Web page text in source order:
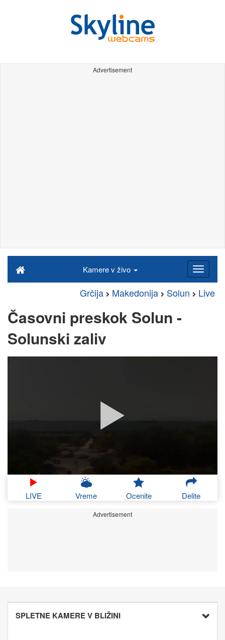
Advertisement
Kamere v živo
Grčija Makedonija Solun Live
Časovni preskok Solun -
Solunski zaliv
LIVE Vreme Ocenite Delite
Advertisement
SPLETNE KAMERE V BLIŽINI